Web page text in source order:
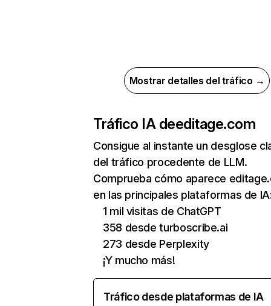
Mostrar detalles del tráfico →
Tráfico IA deeditage.com
Consigue al instante un desglose
del tráfico procedente de LLM.
Comprueba cómo aparece
en las principales plataformas de
1 mil visitas de ChatGPT
358 desde turboscribe.ai
273 desde Perplexity
¡Y mucho más!
Tráfico desde plataformas de IA